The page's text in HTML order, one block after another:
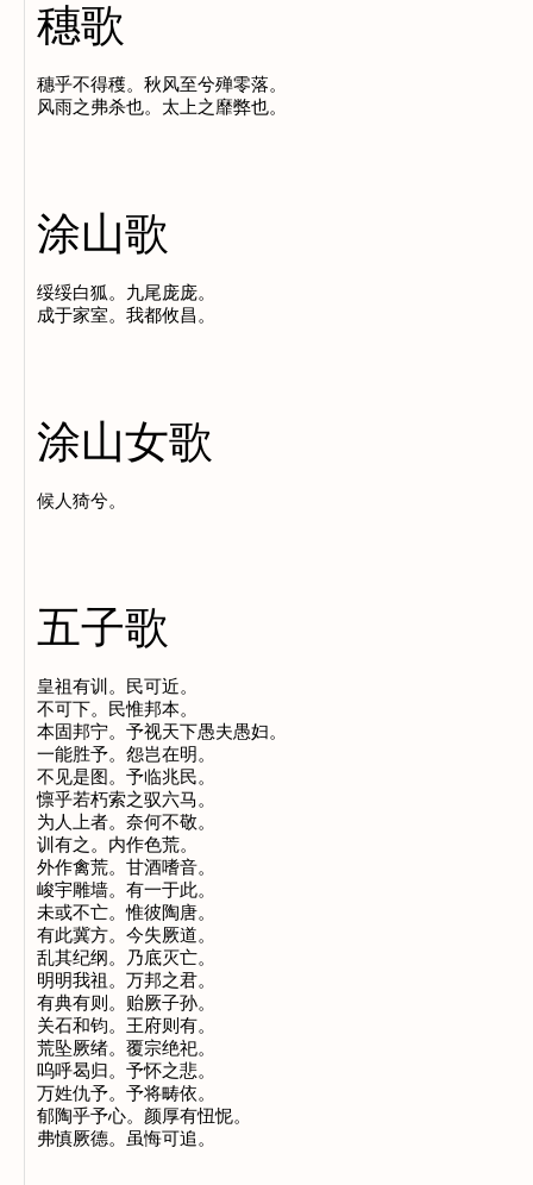
穗歌
穗乎不得穫。秋风至兮殚零落。
涂山歌
绥绥白狐。九尾庞庞。
涂山女歌
五子歌
皇祖有训。民可近。
不可下。民惟邦本。
本固邦宁。予视天下愚夫愚妇。
一能胜予。怨岂在明。
不见是图。予临兆民。
懔乎若朽索之驭六马。
为人上者。奈何不敬。
训有之。内作色荒。
外作禽荒。甘酒嗜音。
峻宇雕墙。有一于此。
未或不亡。惟彼陶唐。
有此冀方。今失厥道。
乱其纪纲。乃底灭亡。
明明我祖。万邦之君。
有典有则。贻厥子孙。
关石和钧。王府则有。
荒坠厥绪。覆宗绝祀。
呜呼曷归。予怀之悲。
万姓仇予。予将畴依。
郁陶乎予心。颜厚有忸怩。